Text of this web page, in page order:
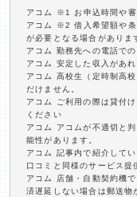
アコム ※1 お申込時間や審
アコム ※2 借入希望額や条
が必要となる場合がありま
アコム 勤務先への電話で
アコム 安定した収入があ
アコム 高校生（定時制高
だけません。
アコム ご利用の際は貸付
ください
アコム アコムが不適切と
能性があります。
アコム 記事内で紹介して
口コミと同様のサービス提
アコム 店舗・自動契約機
済遅延しない場合は郵送物